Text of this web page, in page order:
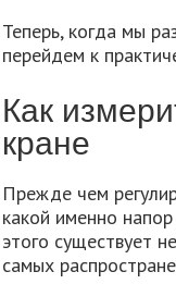
Теперь, когда мы
перейдем к
Как
кране
Прежде чем
какой именно
этого существует
самых